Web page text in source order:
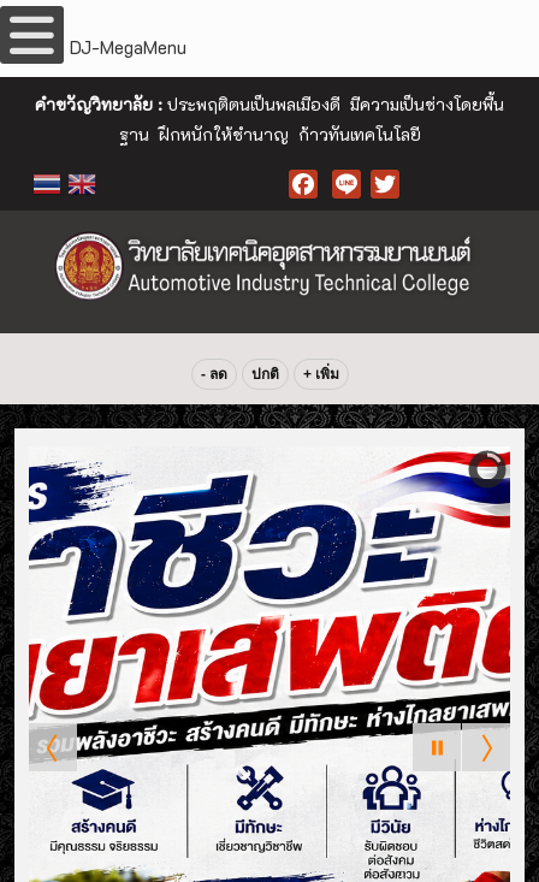
DJ-MegaMenu
คำขวัญวิทยาลัย : ประพฤติตนเป็นพลเมืองดี มีความเป็นช่างโดยพื้น
ฐาน ฝึกหนักให้ชำนาญ ก้าวทันเทคโนโลยี
- ลด ปกติ + เพิ่ม